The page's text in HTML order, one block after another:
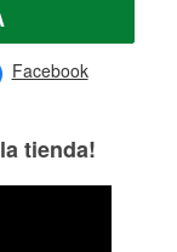
Facebook
tienda!